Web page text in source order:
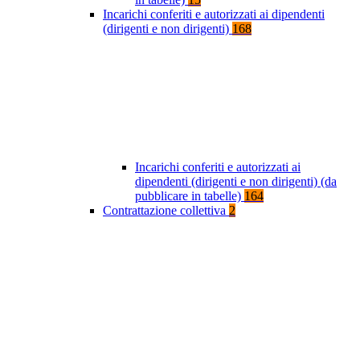
Incarichi conferiti e autorizzati ai dipendenti
(dirigenti e non dirigenti) 168
Incarichi conferiti e autorizzati ai
dipendenti (dirigenti e non dirigenti) (da
pubblicare in tabelle) 164
Contrattazione collettiva 2